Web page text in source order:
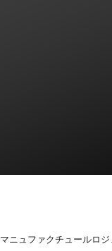
マニュファクチュールロ